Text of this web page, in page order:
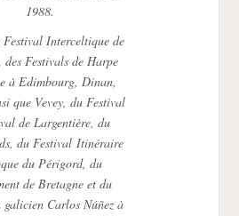
1988.
Interceltique de
Festivals de Harpe
à Edimbourg, Dinan,
que Vevey, du Festival
de Largentière, du
, du Festival Itinéraire
du Périgord, du
de Bretagne et du
galicien Carlos Núñez à